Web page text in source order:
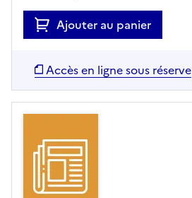
Ajouter au panier
Accès en ligne sous réserve